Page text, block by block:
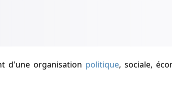
d'une organisation politique, sociale,